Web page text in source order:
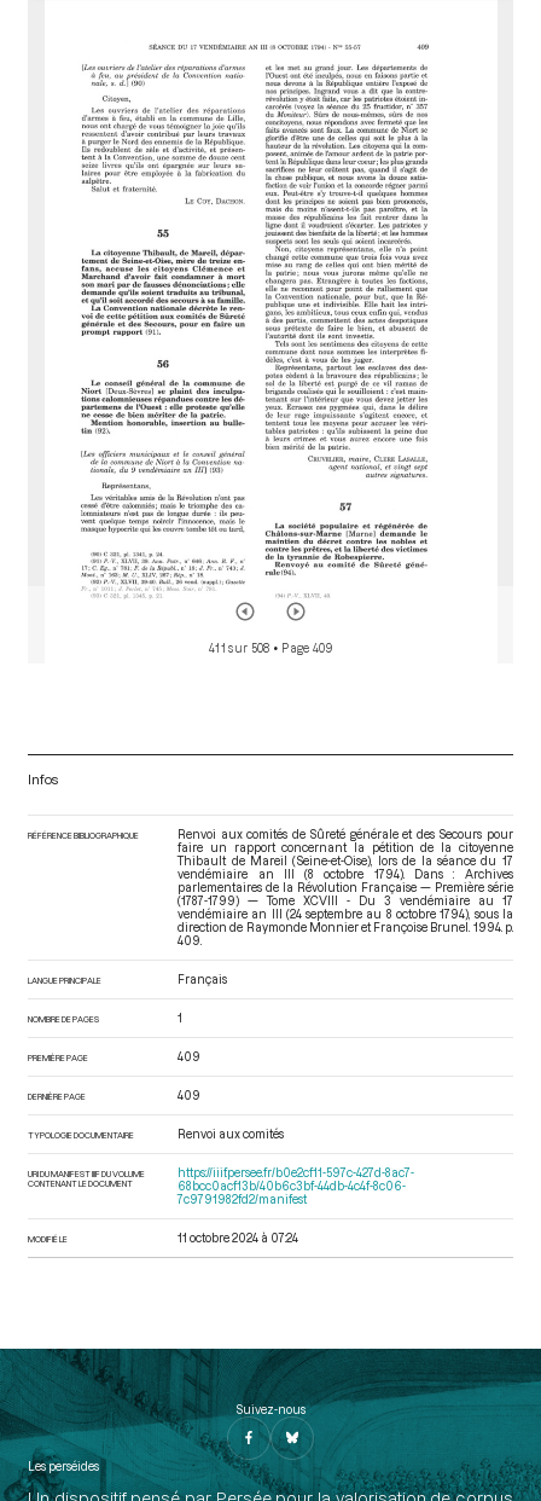
411 sur 508 • Page 409
Infos
RÉFÉRENCE BIBLIOGRAPHIQUE
Renvoi aux comités de Sûreté générale et des Secours pour
faire un rapport concernant la pétition de la citoyenne
Thibault de Mareil (Seine-et-Oise), lors de la séance du 17
vendémiaire an III (8 octobre 1794). Dans : Archives
parlementaires de la Révolution Française — Première série
(1787-1799) — Tome XCVIII - Du 3 vendémiaire au 17
vendémiaire an III (24 septembre au 8 octobre 1794) , sous la
direction de Raymonde Monnier et Françoise Brunel. 1994. p.
409.
LANGUE PRINCIPALE Français
NOMBRE DE PAGES 1
PREMIÈRE PAGE 409
DERNIÈRE PAGE 409
TYPOLOGIE DOCUMENTAIRE Renvoi aux comités
URI DU MANIFEST IIIF DU VOLUME
CONTENANT LE DOCUMENT
https://iiif.persee.fr/b0e2cf11-597c-427d-8ac7-
68bcc0acf13b/40b6c3bf-44db-4c4f-8c06-
7c9791982fd2/manifest
MODIFIÉ LE 11 octobre 2024 à 07:24
Suivez-nous
Les perséides